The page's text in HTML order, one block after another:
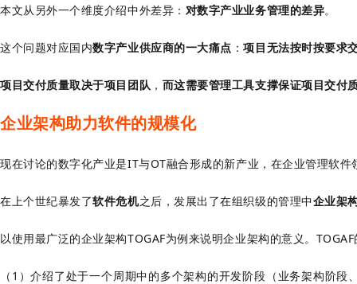
本文从另外一个维度介绍中外差异： 对数字产业业务管理的差异。
这个问题对应国内数字产业供应商的一大痛点 ：项目无法按时按要求
项目交付质量取决于项目团队 ， 而这需要管理工具支撑保证项目交付
企业架构助力软件的规模化
现在讨论的数字化产业是IT与OT融合形成的新产业，在企业管理软
在上个世纪暴发了软件危机之后，发展出了在组织级的管理中企业架
以使用最广泛的企业架构TOGAF为例来说明企业架构的意义。
（1）介绍了处于一个周期中的多个架构的开发阶段（业务架构阶